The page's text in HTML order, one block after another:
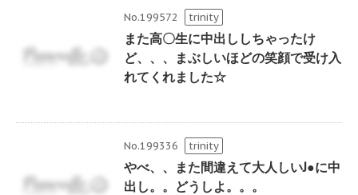
No.199572 trinity
また高〇生に中出ししちゃったけ
ど、、、まぶしいほどの笑顔で受け入
れてくれました☆
No.199336 trinity
やべ、、また間違えて大人しいJ●に中
出し。。どうしよ。。。